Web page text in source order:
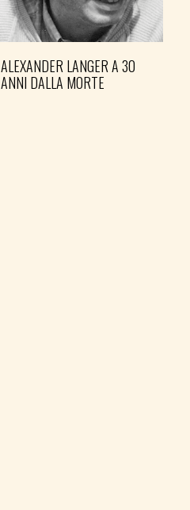
ALEXANDER LANGER A 30
ANNI DALLA MORTE